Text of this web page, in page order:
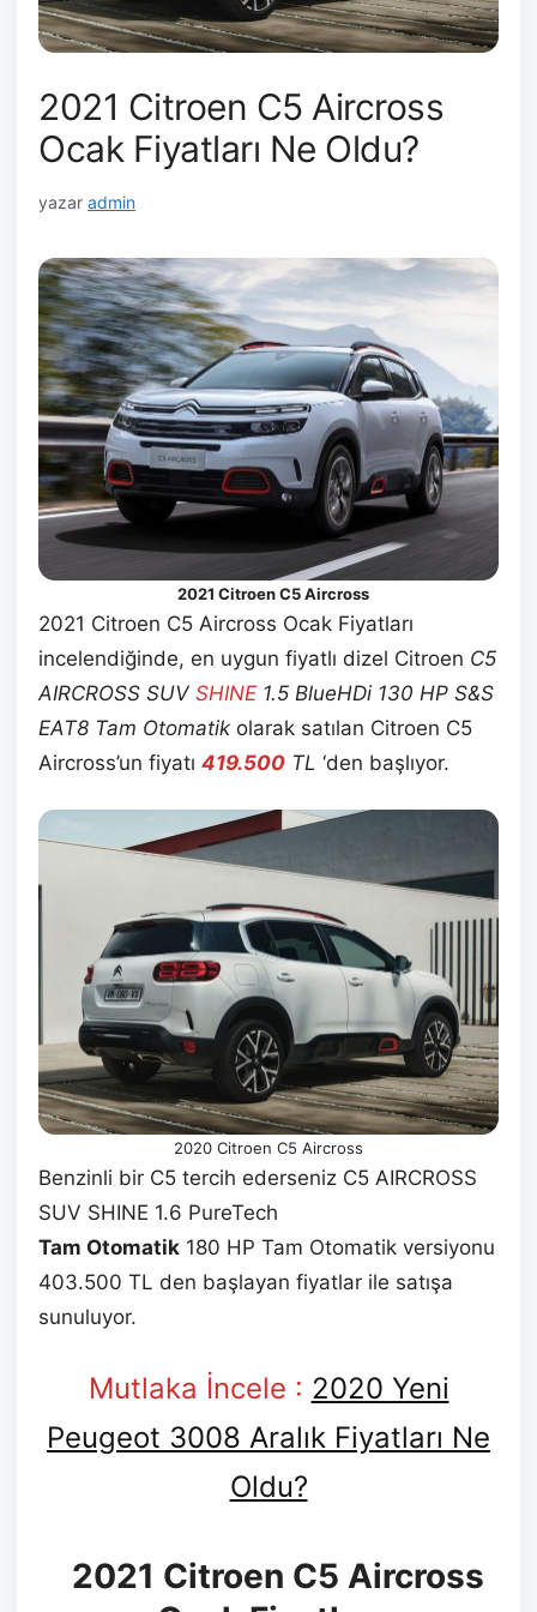
2021 Citroen C5 Aircross
Ocak Fiyatları Ne Oldu?
yazar admin
2021 Citroen C5 Aircross
2021 Citroen C5 Aircross Ocak Fiyatları
incelendiğinde, en uygun fiyatlı dizel Citroen C5
AIRCROSS SUV SHINE 1.5 BlueHDi 130 HP S&S
EAT8 Tam Otomatik olarak satılan Citroen C5
Aircross’un fiyatı 419.500 TL ‘den başlıyor.
2020 Citroen C5 Aircross
Benzinli bir C5 tercih ederseniz C5 AIRCROSS
SUV SHINE 1.6 PureTech
Tam Otomatik 180 HP Tam Otomatik versiyonu
403.500 TL den başlayan fiyatlar ile satışa
sunuluyor.
Mutlaka İncele : 2020 Yeni
Peugeot 3008 Aralık Fiyatları Ne
Oldu?
2021 Citroen C5 Aircross